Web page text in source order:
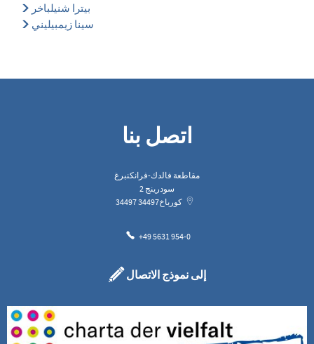
بيترا شنيلباخر
سينا زيمبيليني
اتصل بنا
مقاطعة فالدك-فرانكنبرغ
سودرينج 2
34497
كورباخ34497
+49 5631 954-0
إلى نموذج الاتصال